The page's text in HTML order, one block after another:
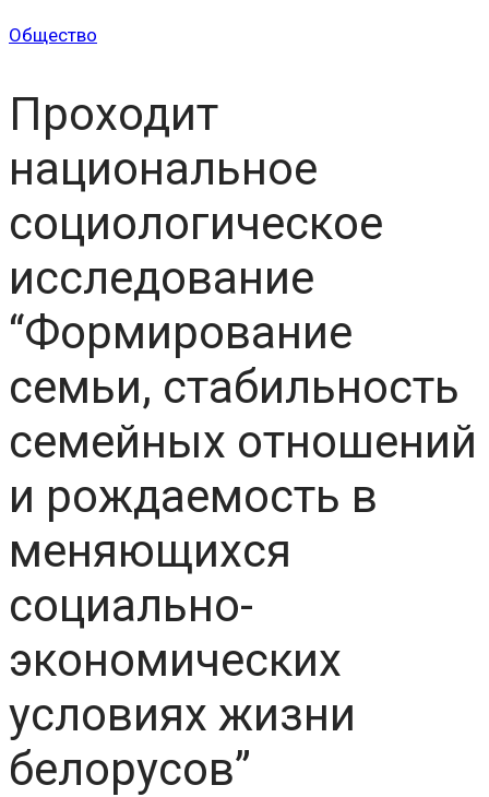
Общество
Проходит
национальное
социологическое
исследование
“Формирование
семьи, стабильность
семейных отношений
и рождаемость в
меняющихся
социально-
экономических
условиях жизни
белорусов”